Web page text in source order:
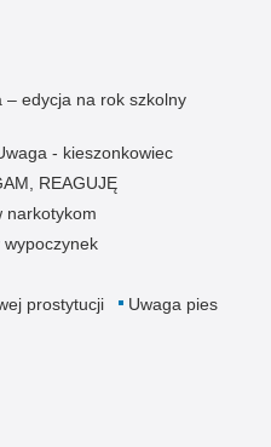
– edycja na rok szkolny
- kieszonkowiec
REAGUJĘ
narkotykom
wypoczynek
prostytucji
Uwaga pies